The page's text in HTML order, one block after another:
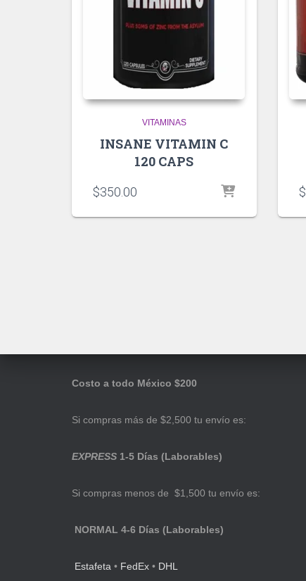
VITAMINAS
INSANE VITAMIN C
120 CAPS
$350.00 $
Costo a todo México $200
Si compras más de $2,500 tu envío es:
EXPRESS 1-5 Días (Laborables)
Si compras menos de $1,500 tu envío es:
NORMAL 4-6 Días (Laborables)
Estafeta • FedEx • DHL